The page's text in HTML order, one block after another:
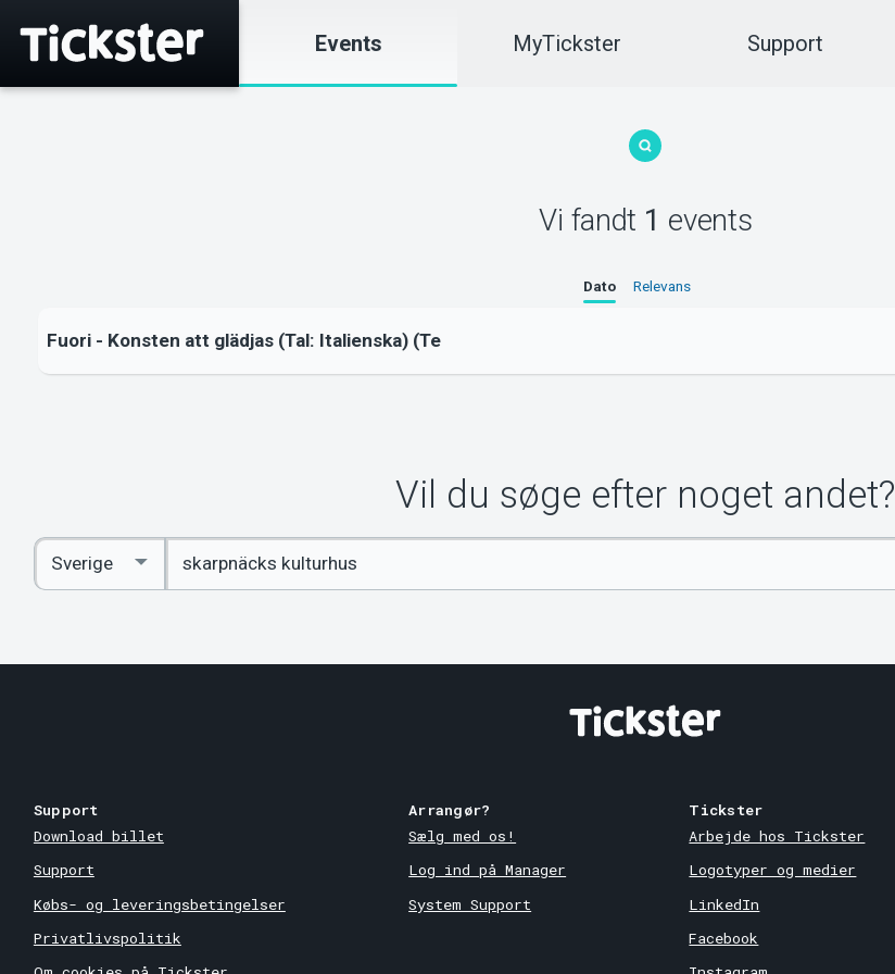
Events MyTickster Support
Vi fandt 1 events
Dato Relevans
Fuori - Konsten att glädjas (Tal: Italienska) (Te
Vil du søge efter noget andet?
Indtast
søgeord
Select
Country
Support
Download billet
Support
Købs- og leveringsbetingelser
Privatlivspolitik
Arrangør?
Sælg med os!
Log ind på Manager
System Support
Tickster
Arbejde hos Tickster
Logotyper og medier
LinkedIn
Facebook